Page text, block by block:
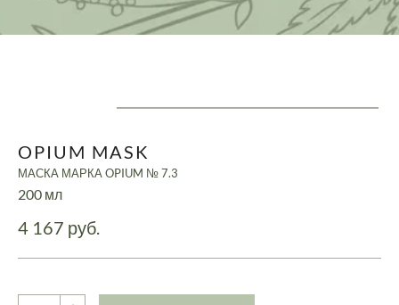
OPIUM MASK
МАСКА МАРКА OPIUM № 7.3
200 мл
4 167 руб.